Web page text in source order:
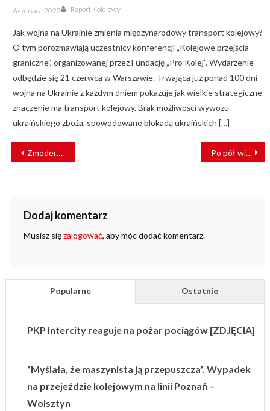
Posted
on
6 czerwca 2022 Author
Raport Kolejowy
Jak wojna na Ukrainie zmienia międzynarodowy transport kolejowy?
O tym porozmawiają uczestnicy konferencji „Kolejowe przejścia
graniczne”, organizowanej przez Fundację „Pro Kolej”. Wydarzenie
odbędzie się 21 czerwca w Warszawie. Trwająca już ponad 100 dni
wojna na Ukrainie z każdym dniem pokazuje jak wielkie strategiczne
znaczenie ma transport kolejowy. Brak możliwości wywozu
ukraińskiego zboża, spowodowane blokadą ukraińskich […]
NAWIGACJA
WPISU
Zmodernizowane ETR470 Pendolino dotarło do Grecji Po pół wieku na trasę Lublana – Kočevje wróciły pociągi pasażerskie
Dodaj komentarz
Musisz sięzalogować, aby móc dodać komentarz.
Popularne Ostatnie
PKP Intercity reaguje na pożar pociągów [ZDJĘCIA]
“Myślała, że maszynista ją przepuszcza”. Wypadek
na przejeździe kolejowym na linii Poznań –
Wolsztyn